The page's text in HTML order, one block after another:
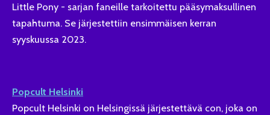
Little Pony - sarjan faneille tarkoitettu pääsymaksullinen
tapahtuma. Se järjestettiin ensimmäisen kerran
syyskuussa 2023.
Popcult Helsinki
Popcult Helsinki on Helsingissä järjestettävä con, joka on